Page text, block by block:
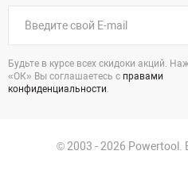
Будьте в курсе всех скидоки акций.
«ОК» Вы соглашаетесь с правами
конфиденциальности.
© 2003 - 2026